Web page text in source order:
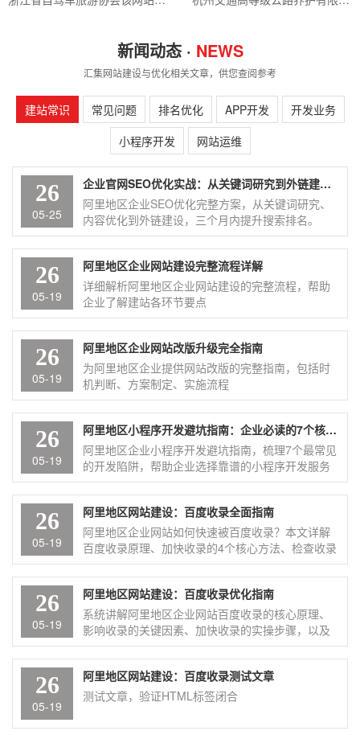
新闻动态 · NEWS
汇集网站建设与优化相关文章，供您查阅参考
建站常识 常见问题 排名优化 APP开发
开发业务
小程序开发
网站运维
26
05-25
企业官网SEO优化实战：从关键词研究到外链建设的完整指南
阿里地区企业SEO优化完整方案，从关键词研究、
内容优化到外链建设，三个月内提升搜索排名。
26
05-19
阿里地区企业网站建设完整流程详解
详细解析阿里地区企业网站建设的完整流程，帮助
企业了解建站各环节要点
26
05-19
阿里地区企业网站改版升级完全指南
为阿里地区企业提供网站改版的完整指南，包括时
机判断、方案制定、实施流程
26
05-19
阿里地区小程序开发避坑指南：企业必读的7个核心要点
阿里地区企业小程序开发避坑指南，梳理7个最常见
的开发陷阱，帮助企业选择靠谱的小程序开发服务
商，避免隐形收费和低质量交付。
26
05-19
阿里地区网站建设：百度收录全面指南
阿里地区企业网站如何快速被百度收录？本文详解
百度收录原理、加快收录的4个核心方法、检查收录
状态的方式，以及新站快速收录的实操建议
26
05-19
阿里地区网站建设：百度收录优化指南
系统讲解阿里地区企业网站百度收录的核心原理、
影响收录的关键因素、加快收录的实操步骤，以及
常见问题解答
26
05-19
阿里地区网站建设：百度收录测试文章
测试文章，验证HTML标签闭合